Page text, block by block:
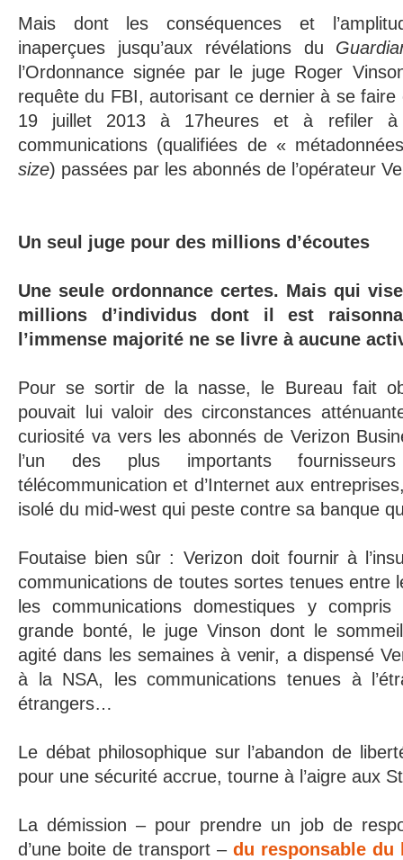
Mais dont les conséquences et
inaperçues jusqu’aux révélations du
l’Ordonnance signée par le juge Roger
requête du FBI, autorisant ce dernier à se faire
19 juillet 2013 à 17heures et à refiler
communications (qualifiées de «
size) passées par les abonnés de l’opérateur
Un seul juge pour des millions d’écoutes
Une seule ordonnance certes. Mais qui
millions d’individus dont il est
l’immense majorité ne se livre à aucune
Pour se sortir de la nasse, le Bureau fait
pouvait lui valoir des circonstances
curiosité va vers les abonnés de Verizon
l’un des plus importants
télécommunication et d’Internet aux
isolé du mid-west qui peste contre sa banque
Foutaise bien sûr : Verizon doit fournir à
communications de toutes sortes tenues entre
les communications domestiques y
grande bonté, le juge Vinson dont le
agité dans les semaines à venir, a dispensé
à la NSA, les communications tenues à
étrangers…
Le débat philosophique sur l’abandon de
pour une sécurité accrue, tourne à l’aigre aux
La démission – pour prendre un job de
d’une boite de transport – du responsable du